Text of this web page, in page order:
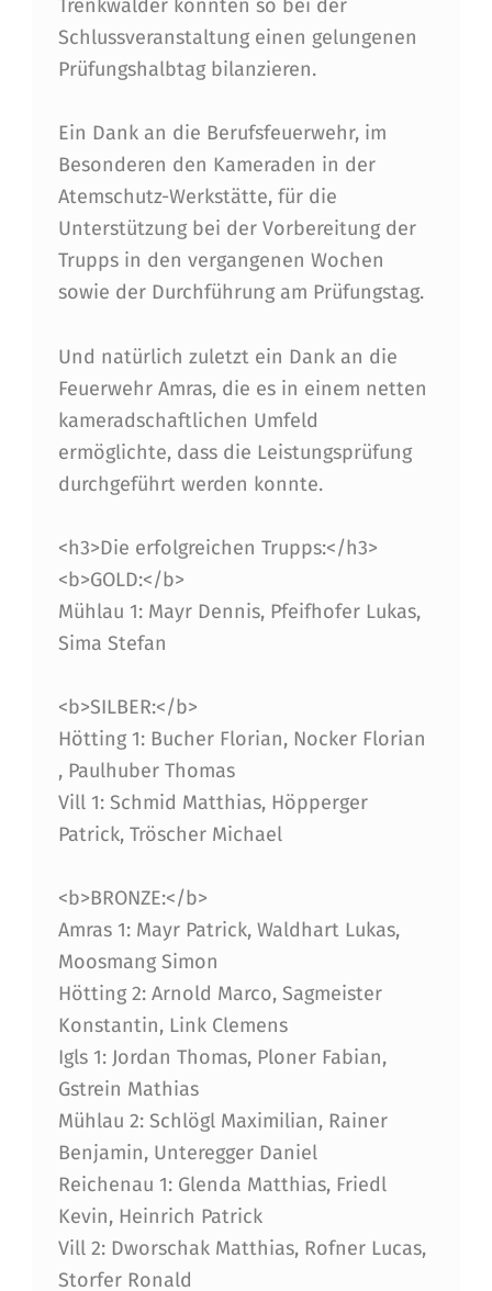
A
M
A
S
Trenkwalder konnten so bei der
Schlussveranstaltung einen gelungenen
Prüfungshalbtag bilanzieren.
Ein Dank an die Berufsfeuerwehr, im
Besonderen den Kameraden in der
Atemschutz-Werkstätte, für die
Unterstützung bei der Vorbereitung der
Trupps in den vergangenen Wochen
sowie der Durchführung am Prüfungstag.
Und natürlich zuletzt ein Dank an die
Feuerwehr Amras, die es in einem netten
kameradschaftlichen Umfeld
ermöglichte, dass die Leistungsprüfung
durchgeführt werden konnte.
<h3>Die erfolgreichen Trupps:</h3>
<b>GOLD:</b>
Mühlau 1: Mayr Dennis, Pfeifhofer Lukas,
Sima Stefan
<b>SILBER:</b>
Hötting 1: Bucher Florian, Nocker Florian
, Paulhuber Thomas
Vill 1: Schmid Matthias, Höpperger
Patrick, Tröscher Michael
<b>BRONZE:</b>
Amras 1: Mayr Patrick, Waldhart Lukas,
Moosmang Simon
Hötting 2: Arnold Marco, Sagmeister
Konstantin, Link Clemens
Igls 1: Jordan Thomas, Ploner Fabian,
Gstrein Mathias
Mühlau 2: Schlögl Maximilian, Rainer
Benjamin, Unteregger Daniel
Reichenau 1: Glenda Matthias, Friedl
Kevin, Heinrich Patrick
Vill 2: Dworschak Matthias, Rofner Lucas,
Storfer Ronald